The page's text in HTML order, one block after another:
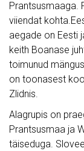
Prantsusmaaga.
viiendat
aegade on Eesti
keith Boanase
toimunud
on toonasest
Zlidnis.
Alagrupis on
Prantsusmaa ja
täiseduga.